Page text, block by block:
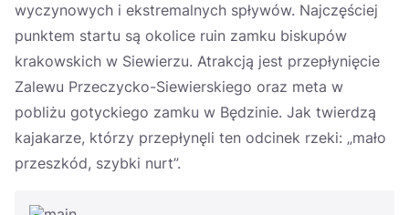
wyczynowych i ekstremalnych spływów. Najczęściej
punktem startu są okolice ruin zamku biskupów
krakowskich w Siewierzu. Atrakcją jest przepłynięcie
Zalewu Przeczycko-Siewierskiego oraz meta w
pobliżu gotyckiego zamku w Będzinie. Jak twierdzą
kajakarze, którzy przepłynęli ten odcinek rzeki: „mało
przeszkód, szybki nurt”.